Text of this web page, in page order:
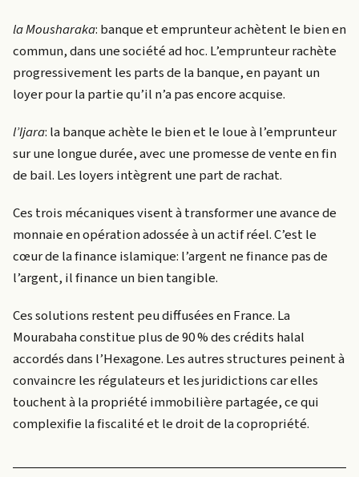
la Mousharaka: banque et emprunteur achètent le bien en
commun, dans une société ad hoc. L’emprunteur rachète
progressivement les parts de la banque, en payant un
loyer pour la partie qu’il n’a pas encore acquise.
l’Ijara: la banque achète le bien et le loue à l’emprunteur
sur une longue durée, avec une promesse de vente en fin
de bail. Les loyers intègrent une part de rachat.
Ces trois mécaniques visent à transformer une avance de
monnaie en opération adossée à un actif réel. C’est le
cœur de la finance islamique: l’argent ne finance pas de
l’argent, il finance un bien tangible.
Ces solutions restent peu diffusées en France. La
Mourabaha constitue plus de 90 % des crédits halal
accordés dans l’Hexagone. Les autres structures peinent à
convaincre les régulateurs et les juridictions car elles
touchent à la propriété immobilière partagée, ce qui
complexifie la fiscalité et le droit de la copropriété.